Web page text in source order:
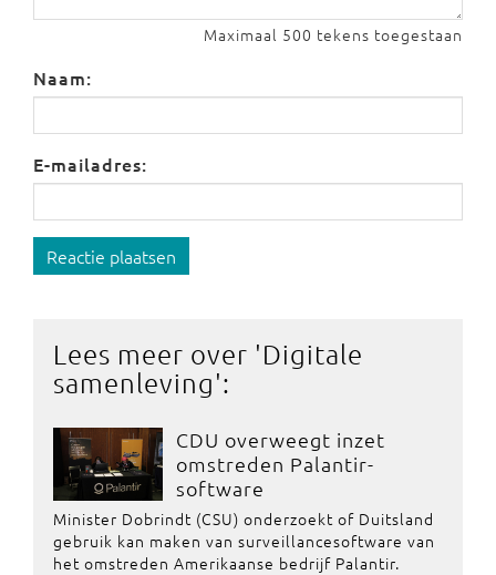
Maximaal 500 tekens toegestaan
Naam:
E-mailadres:
Reactie plaatsen
Lees meer over 'Digitale
samenleving':
CDU overweegt inzet
omstreden Palantir-
software
Minister Dobrindt (CSU) onderzoekt of Duitsland
gebruik kan maken van surveillancesoftware van
het omstreden Amerikaanse bedrijf Palantir.